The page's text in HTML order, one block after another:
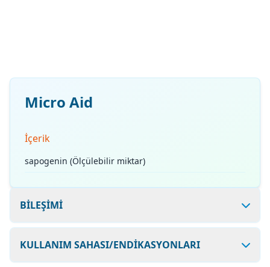
Micro Aid
İçerik
sapogenin (Ölçülebilir miktar)
BİLEŞİMİ
KULLANIM SAHASI/ENDİKASYONLARI